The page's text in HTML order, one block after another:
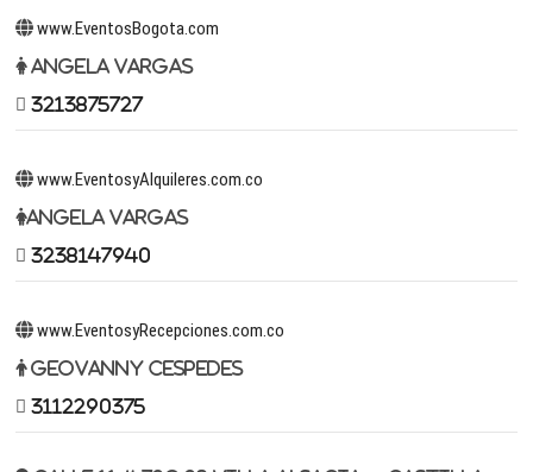
www.EventosBogota.com
Angela Vargas
3213875727
www.EventosyAlquileres.com.co
Angela Vargas
3238147940
www.EventosyRecepciones.com.co
Geovanny Cespedes
3112290375